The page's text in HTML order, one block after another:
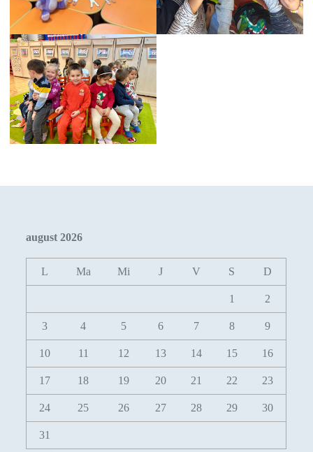
august 2026
L Ma Mi J V S D
1 2
3 4 5 6 7 8 9
10 11 12 13 14 15 16
17 18 19 20 21 22 23
24 25 26 27 28 29 30
31